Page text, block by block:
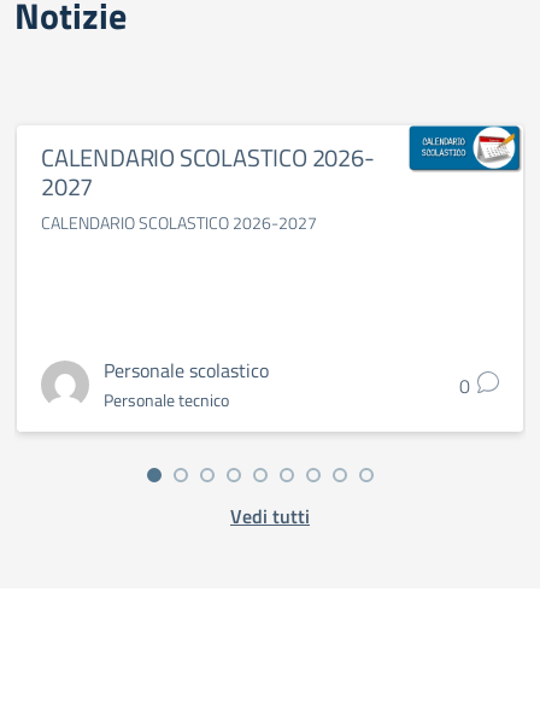
Notizie
CALENDARIO SCOLASTICO 2026-
2027
CALENDARIO SCOLASTICO 2026-2027
Personale scolastico
Personale tecnico 0
Vedi tutti